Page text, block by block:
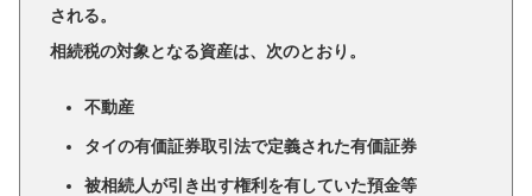
される。
相続税の対象となる資産は、次のとおり。
不動産
タイの有価証券取引法で定義された有価証券
被相続人が引き出す権利を有していた預金等